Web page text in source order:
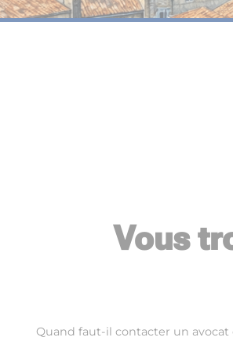
Vous
Quand faut-il contacter un